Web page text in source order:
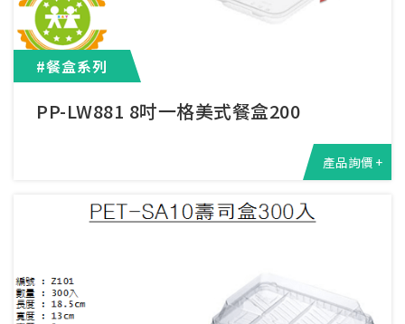
#餐盒系列
PP-LW881 8吋一格美式餐盒200
產品詢價 +